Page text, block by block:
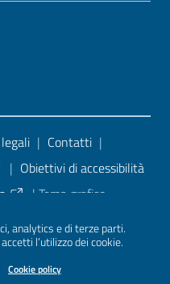
analytics e di terze parti.
l’utilizzo dei cookie.
Cookie policy
| Contatti |
| Obiettivi di accessibilità
| Tema grafico
per siti PA di AgID